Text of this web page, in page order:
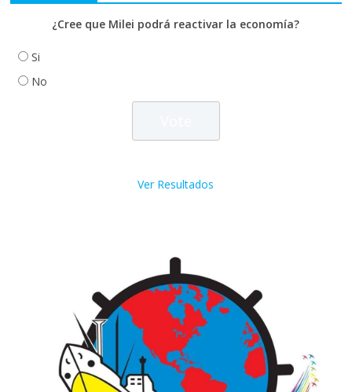
¿Cree que Milei podrá reactivar la economía?
Si
No
Ver Resultados